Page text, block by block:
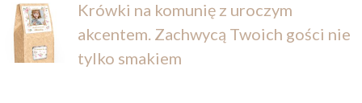
Krówki na komunię z uroczym
akcentem. Zachwycą Twoich gości nie
tylko smakiem